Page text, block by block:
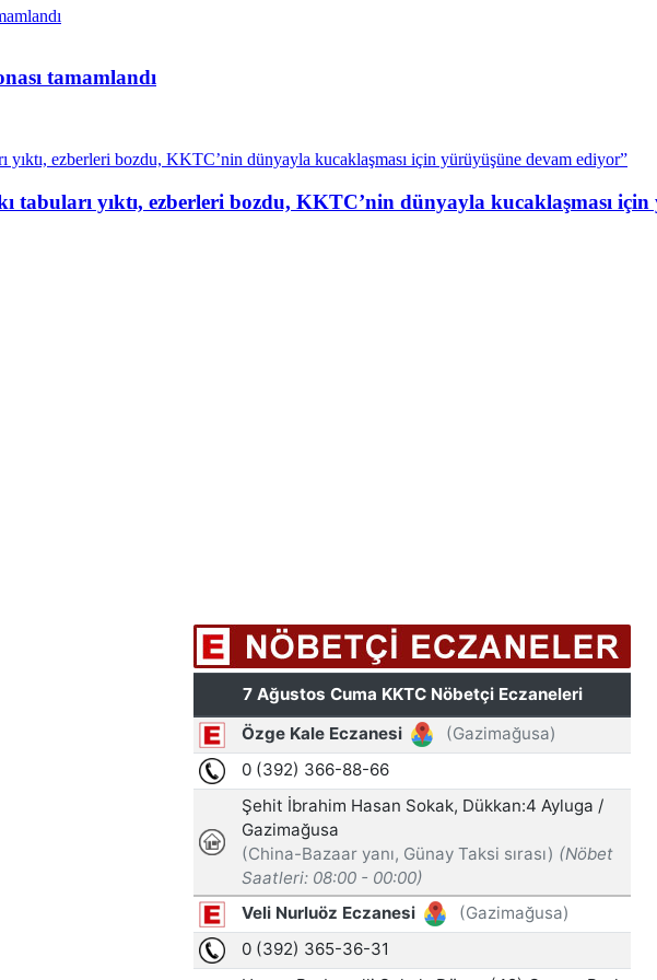
tamamlandı
tabuları yıktı, ezberleri bozdu, KKTC’nin dünyayla kucaklaşması